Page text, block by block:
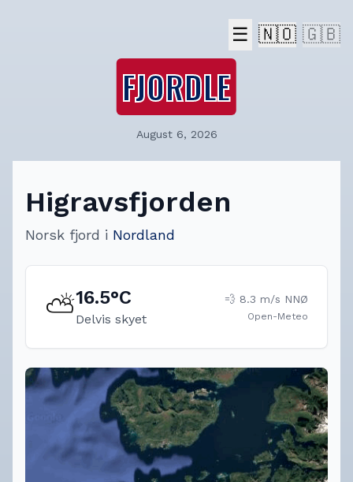
☰ 🇳🇴 🇬🇧
FJORDLE
August 6, 2026
Higravsfjorden
Norsk fjord i Nordland
⛅16.5°C
Delvis skyet
💨 8.3 m/s NNØ
Open-Meteo